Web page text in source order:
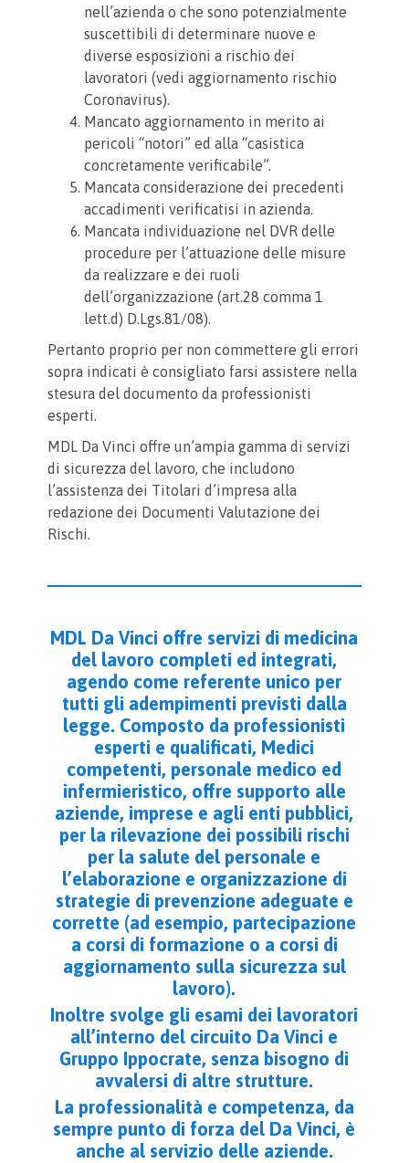
nell’azienda o che sono potenzialmente
suscettibili di determinare nuove e
diverse esposizioni a rischio dei
lavoratori (vedi aggiornamento rischio
Coronavirus).
Mancato aggiornamento in merito ai
pericoli “notori” ed alla “casistica
concretamente verificabile”.
Mancata considerazione dei precedenti
accadimenti verificatisi in azienda.
Mancata individuazione nel DVR delle
procedure per l’attuazione delle misure
da realizzare e dei ruoli
dell’organizzazione (art.28 comma 1
lett.d) D.Lgs.81/08).
Pertanto proprio per non commettere gli errori
sopra indicati è consigliato farsi assistere nella
stesura del documento da professionisti
esperti.
MDL Da Vinci offre un’ampia gamma di servizi
di sicurezza del lavoro, che includono
l’assistenza dei Titolari d’impresa alla
redazione dei Documenti Valutazione dei
Rischi.
MDL Da Vinci offre servizi di medicina
del lavoro completi ed integrati,
agendo come referente unico per
tutti gli adempimenti previsti dalla
legge. Composto da professionisti
esperti e qualificati, Medici
competenti, personale medico ed
infermieristico, offre supporto alle
aziende, imprese e agli enti pubblici,
per la rilevazione dei possibili rischi
per la salute del personale e
l’elaborazione e organizzazione di
strategie di prevenzione adeguate e
corrette (ad esempio, partecipazione
a corsi di formazione o a corsi di
aggiornamento sulla sicurezza sul
lavoro).
Inoltre svolge gli esami dei lavoratori
all’interno del circuito Da Vinci e
Gruppo Ippocrate, senza bisogno di
avvalersi di altre strutture.
La professionalità e competenza, da
sempre punto di forza del Da Vinci, è
anche al servizio delle aziende.